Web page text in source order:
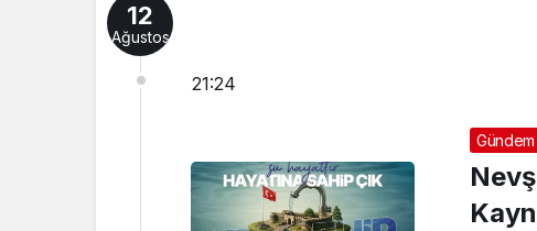
12
Ağustos
21:24
Gündem